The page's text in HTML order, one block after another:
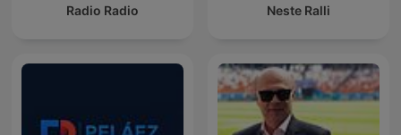
Radio Radio Neste Ralli